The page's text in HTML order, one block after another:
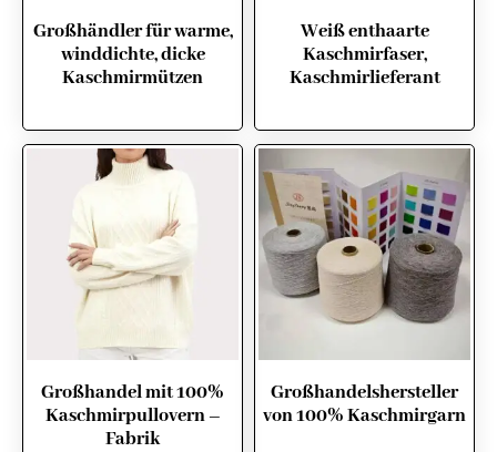
Großhändler für warme,
winddichte, dicke
Kaschmirmützen
Weiß enthaarte
Kaschmirfaser,
Kaschmirlieferant
Großhandel mit 100%
Kaschmirpullovern –
Fabrik
Großhandelshersteller
von 100% Kaschmirgarn